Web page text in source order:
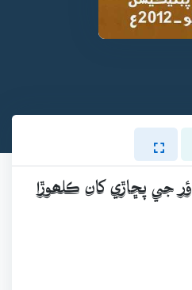
جي پڇاڙي کان ڪلھوڙا